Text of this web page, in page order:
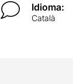
Idioma:
Català